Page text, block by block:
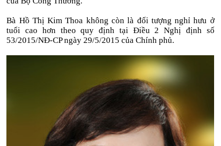
Bà Hồ Thị Kim Thoa không còn là đối tượng nghỉ hưu ở
tuổi cao hơn theo quy định tại Điều 2 Nghị định số
53/2015/NĐ-CP ngày 29/5/2015 của Chính phủ.